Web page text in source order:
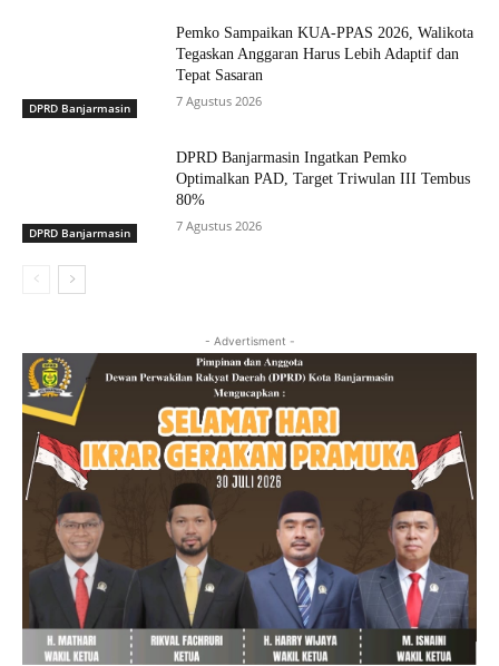
DPRD Banjarmasin
Pemko Sampaikan KUA-PPAS 2026, Walikota
Tegaskan Anggaran Harus Lebih Adaptif dan
Tepat Sasaran
7 Agustus 2026
DPRD Banjarmasin
DPRD Banjarmasin Ingatkan Pemko
Optimalkan PAD, Target Triwulan III Tembus
80%
7 Agustus 2026
- Advertisment -